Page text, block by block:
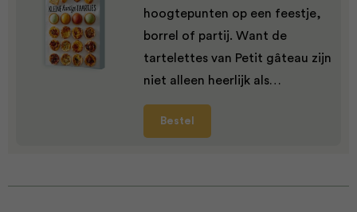
hoogtepunten op een feestje,
borrel of partij. Want de
tartelettes van Petit gâteau zijn
niet alleen heerlijk als…
Bestel